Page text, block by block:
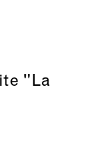
"La